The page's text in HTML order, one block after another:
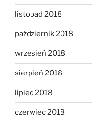
listopad 2018
październik 2018
wrzesień 2018
sierpień 2018
lipiec 2018
czerwiec 2018